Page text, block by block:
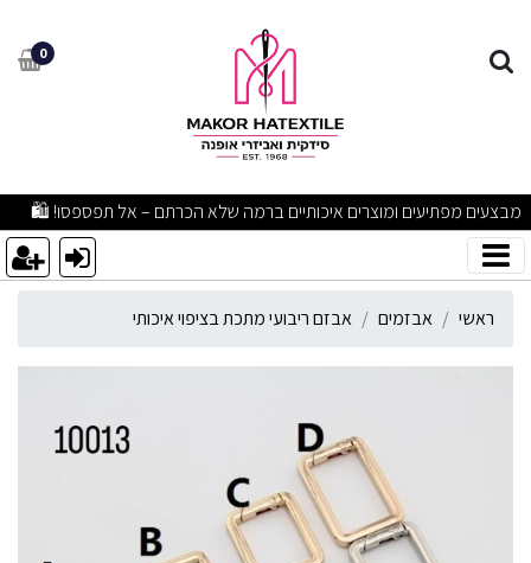
אבזם ריבועי מתכת בציפוי 0
מבצעים מפתיעים ומוצרים איכותיים ברמה שלא הכרתם – אל
ראשי אבזמים אבזם ריבועי מתכת בציפוי איכותי